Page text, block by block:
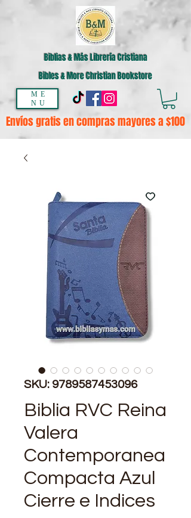
ME
NU
Biblias & Más Librería Cristiana
Bibles & More Christian Bookstore
Envíos gratis en compras mayores a $100
SKU: 9789587453096
Biblia RVC Reina
Valera
Contemporanea
Compacta Azul
Cierre e Indices